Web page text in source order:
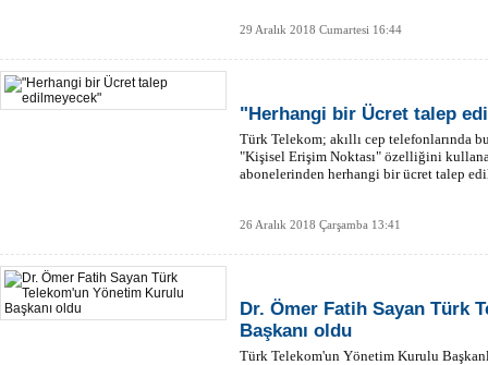
29 Aralık 2018 Cumartesi 16:44
"Herhangi bir Ücret talep
Türk Telekom; akıllı cep telefonlarında
"Kişisel Erişim Noktası" özelliğini
abonelerinden herhangi bir ücret talep
26 Aralık 2018 Çarşamba 13:41
Dr. Ömer Fatih Sayan Türk
Başkanı oldu
Türk Telekom'un Yönetim Kurulu